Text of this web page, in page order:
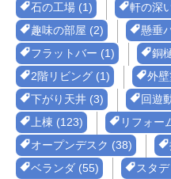
石の工場 (1)
軒の深
趣味の部屋 (2)
懸垂
フラットバー (1)
銅
2階リビング (1)
外
下がり天井 (3)
回遊
上棟 (123)
リフォー
オープンデスク (38)
ベランダ (55)
スタ